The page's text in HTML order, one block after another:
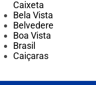
Caixeta
Bela Vista
Belvedere
Boa Vista
Brasil
Caiçaras